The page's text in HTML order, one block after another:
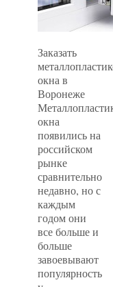
Заказать
окна в
Воронеже
окна
появились на
российском
рынке
сравнительно
недавно, но с
каждым
годом они
все больше и
больше
завоевывают
популярность